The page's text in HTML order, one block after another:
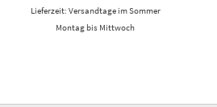
Lieferzeit: Versandtage im Sommer
Montag bis Mittwoch